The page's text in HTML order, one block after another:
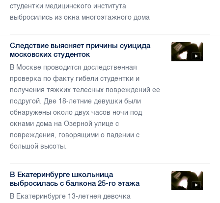
студентки медицинского института
выбросились из окна многоэтажного дома
Следствие выясняет причины суицида
московских студенток
В Москве проводится доследственная
проверка по факту гибели студентки и
получения тяжких телесных повреждений ее
подругой. Две 18-летние девушки были
обнаружены около двух часов ночи под
окнами дома на Озерной улице с
повреждения, говорящими о падении с
большой высоты.
В Екатеринбурге школьница
выбросилась с балкона 25-го этажа
В Екатеринбурге 13-летнея девочка